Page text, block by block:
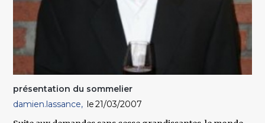
présentation du sommelier
damien.lassance
21/03/2007